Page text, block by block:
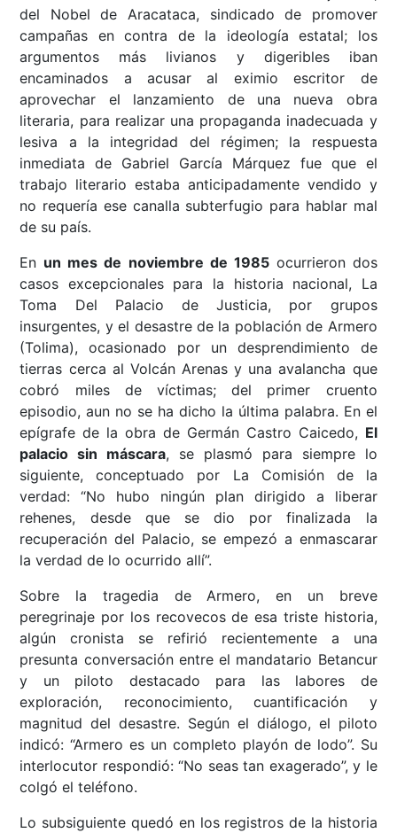
del Nobel de Aracataca, sindicado de promover
campañas en contra de la ideología estatal; los
argumentos más livianos y digeribles iban
encaminados a acusar al eximio escritor de
aprovechar el lanzamiento de una nueva obra
literaria, para realizar una propaganda inadecuada y
lesiva a la integridad del régimen; la respuesta
inmediata de Gabriel García Márquez fue que el
trabajo literario estaba anticipadamente vendido y
no requería ese canalla subterfugio para hablar mal
de su país.
En un mes de noviembre de 1985ocurrieron dos
casos excepcionales para la historia nacional, La
Toma Del Palacio de Justicia, por grupos
insurgentes, y el desastre de la población de Armero
(Tolima), ocasionado por un desprendimiento de
tierras cerca al Volcán Arenas y una avalancha que
cobró miles de víctimas; del primer cruento
episodio, aun no se ha dicho la última palabra. En el
epígrafe de la obra de Germán Castro Caicedo, El
palacio sin máscara, se plasmó para siempre lo
siguiente, conceptuado por La Comisión de la
verdad: “No hubo ningún plan dirigido a liberar
rehenes, desde que se dio por finalizada la
recuperación del Palacio, se empezó a enmascarar
la verdad de lo ocurrido allí”.
Sobre la tragedia de Armero, en un breve
peregrinaje por los recovecos de esa triste historia,
algún cronista se refirió recientemente a una
presunta conversación entre el mandatario Betancur
y un piloto destacado para las labores de
exploración, reconocimiento, cuantificación y
magnitud del desastre. Según el diálogo, el piloto
indicó: “Armero es un completo playón de lodo”. Su
interlocutor respondió: “No seas tan exagerado”, y le
colgó el teléfono.
Lo subsiguiente quedó en los registros de la historia